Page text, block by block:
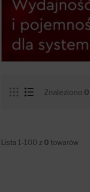
Znaleziono 0
Lista 1-100 z 0 towarów